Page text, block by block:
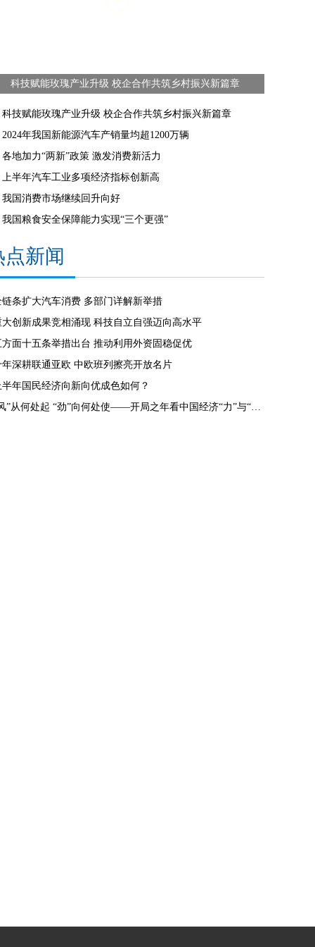
科技赋能玫瑰产业升级 校企合作共筑乡村振兴新篇章
科技赋能玫瑰产业升级 校企合作共筑乡村振兴新篇章
2024年我国新能源汽车产销量均超1200万辆
各地加力“两新”政策 激发消费新活力
上半年汽车工业多项经济指标创新高
我国消费市场继续回升向好
我国粮食安全保障能力实现“三个更强”
点新闻
链条扩大汽车消费 多部门详解新举措
大创新成果竞相涌现 科技自立自强迈向高水平
方面十五条举措出台 推动利用外资固稳促优
年深耕联通亚欧 中欧班列擦亮开放名片
半年国民经济向新向优成色如何？
“风”从何处起 “劲”向何处使——开局之年看中国经济“力”与“势”